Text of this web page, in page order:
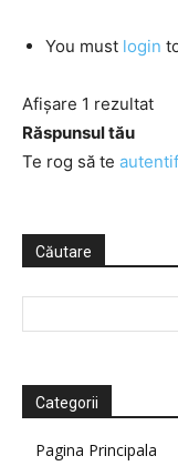
You must login
Afișare 1 rezultat
Răspunsul tău
Te rog să te
Căutare
Categorii
Pagina Principala